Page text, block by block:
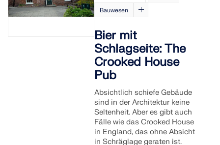
Bauwesen
Bier mit
Schlagseite: The
Crooked House
Pub
Absichtlich schiefe Gebäude
sind in der Architektur keine
Seltenheit. Aber es gibt auch
Fälle wie das Crooked House
in England, das ohne Absicht
in Schräglage geraten ist.